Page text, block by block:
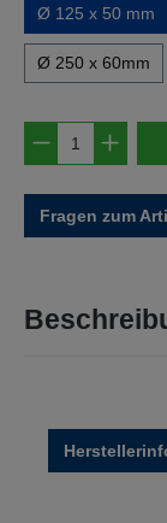
Ø 125 x 50 mm
Ø 250 x 60mm
Produkt
Fragen zum